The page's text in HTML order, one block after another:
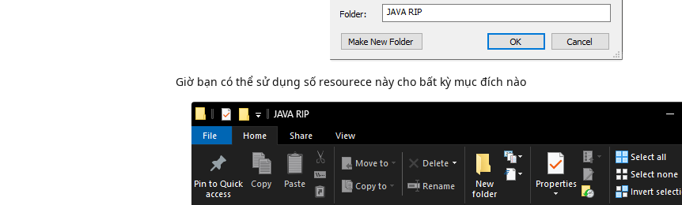
Giờ bạn có thể sử dụng số resourece này cho bất kỳ mục đích nào